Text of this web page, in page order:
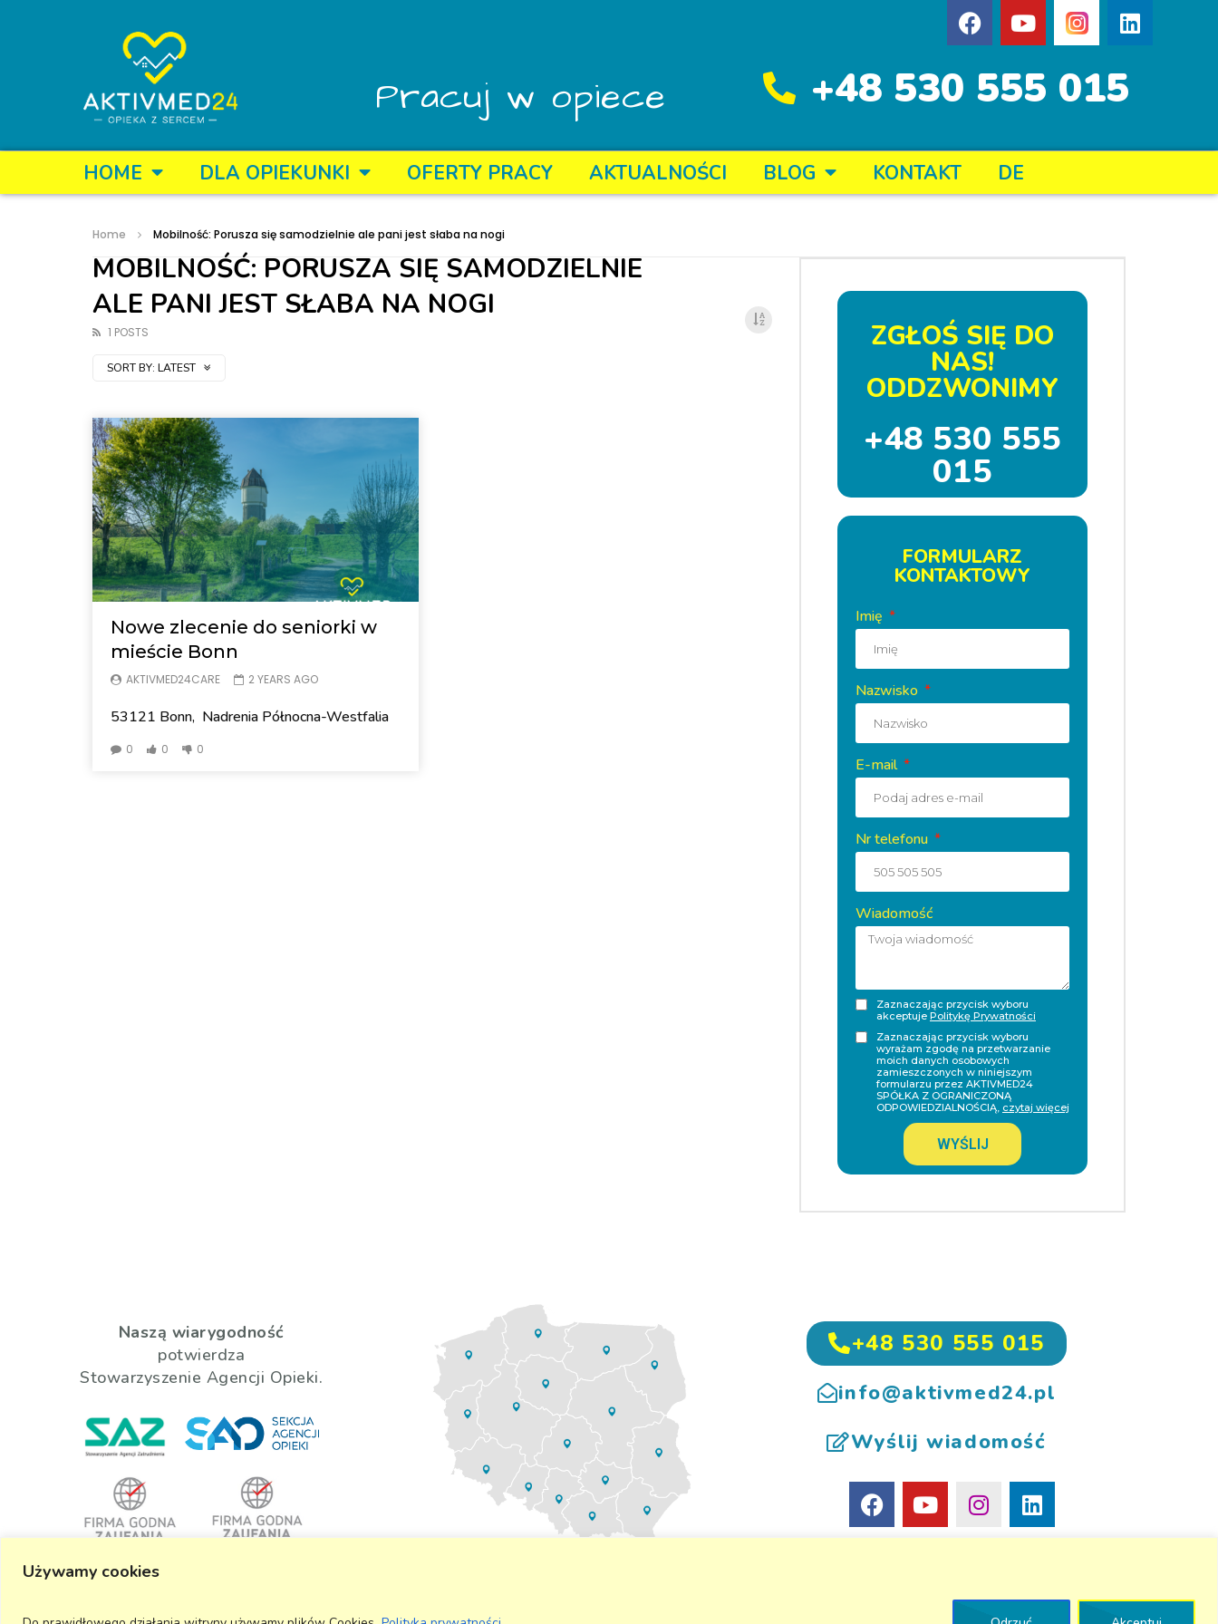
Używamy cookies
Pracuj w opiece +48 530 555 015
HOME DLA OPIEKUNKI OFERTY PRACY AKTUALNOŚCI BLOG KONTAKT DE
Home Mobilność: Porusza się samodzielnie ale pani jest słaba na nogi
MOBILNOŚĆ: PORUSZA SIĘ SAMODZIELNIE
ALE PANI JEST SŁABA NA NOGI
1 POSTS
SORT BY: LATEST
Nowe zlecenie do seniorki w
mieście Bonn
AKTIVMED24CARE 2 YEARS AGO
53121 Bonn, Nadrenia Północna-Westfalia
0 0 0
ZGŁOŚ SIĘ DO
NAS!
ODDZWONIMY
+48 530 555
015
FORMULARZ
KONTAKTOWY
Imię
Nazwisko
E-mail
Nr telefonu
Wiadomość
Zaznaczając przycisk wyboru
akceptuje Politykę Prywatności
Zaznaczając przycisk wyboru
wyrażam zgodę na przetwarzanie
moich danych osobowych
zamieszczonych w niniejszym
formularzu przez AKTIVMED24
SPÓŁKA Z OGRANICZONĄ
ODPOWIEDZIALNOŚCIĄ, czytaj więcej
WYŚLIJ
Naszą wiarygodność
potwierdza
Stowarzyszenie Agencji Opieki.
+48 530 555 015
info@aktivmed24.pl
Wyślij wiadomość